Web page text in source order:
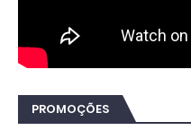
PROMOÇÕES